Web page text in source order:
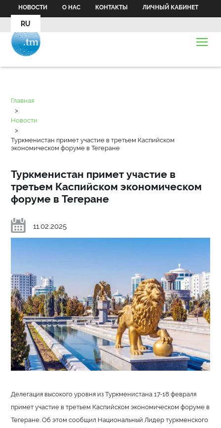
НОВОСТИ О НАС КОНТАКТЫ ЛИЧНЫЙ КАБИНЕТ
RU
Главная
>
Новости
>
Туркменистан примет участие в третьем Каспийском
экономическом форуме в Тегеране
Туркменистан примет участие в
третьем Каспийском экономическом
форуме в Тегеране
11.02.2025
Делегация высокого уровня из Туркменистана 17-18 февраля
примет участие в третьем Каспийском экономическом форуме в
Тегеране. Об этом сообщил Национальный Лидер туркменского